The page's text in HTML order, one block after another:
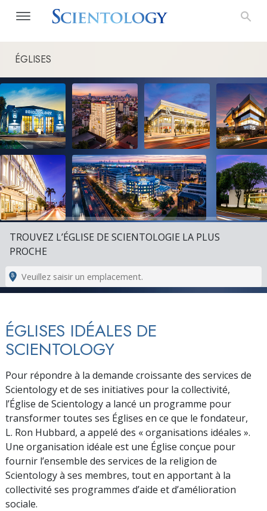
ÉGLISES
TROUVEZ L’ÉGLISE DE SCIENTOLOGIE LA PLUS
PROCHE
ÉGLISES IDÉALES DE
SCIENTOLOGY
Pour répondre à la demande croissante des services de
Scientology et de ses initiatives pour la collectivité,
l’Église de Scientology a lancé un programme pour
transformer toutes ses Églises en ce que le fondateur,
L. Ron Hubbard, a appelé des « organisations idéales ».
Une organisation idéale est une Église conçue pour
fournir l’ensemble des services de la religion de
Scientology à ses membres, tout en apportant à la
collectivité ses programmes d’aide et d’amélioration
sociale.